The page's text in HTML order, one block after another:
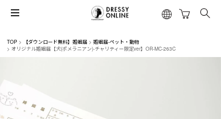
TOP 【ダウンロード無料】婚姻届
婚姻届-ペット・動物
オリジナル婚姻届【犬(ポメラニアン)-チャリティー限定ver】OR-MC-263C